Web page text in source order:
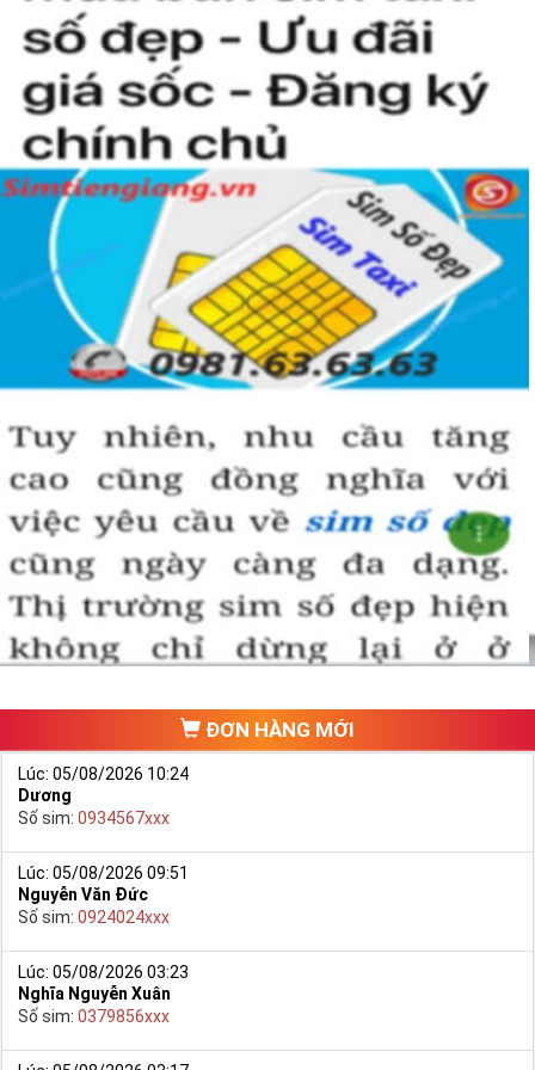
người khác cũng sẽ biết được vị trí của bạn trong xã hội là như thế
nào rồi?
Hướng dẫn mua Sim Tứ Quý 2 tại
Simtiengiang.vn.
Sim Tiền Giang là đơn vị cung cấp
Tứ Quý, sim giá rẻ uy
tín chất lượng.
Chọn mua sim số đẹp thường mất nhiều thời gian ở khoản lựa số,
một số phải vừa đẹp, vừa tốt về phong thủy thì mới là sim hoàn
hảo. Vậy phải làm sao?
- Cách nhanh nhất để chọn mua được Sim Tứ Quý 2 là bạn vào
trang chủ của Sim Tiền Giang, chọn mục “
Sim giảm giá
“ ở ngay đầu
trang chủ. Đây là danh sách sim được đại lý giảm giá vì một số lý
Ngoài ra quý khách chưa ưng ý về Sim Tứ Quý 2 có cũng thể tham
khảo thêm Sim Vinaphone,Sim Gmobile, Sim Tứ Quý Giữa
ĐƠN HÀNG MỚI
Lúc: 05/08/2026 10:24
Dương
Số sim: 0934567xxx
Lúc: 05/08/2026 09:51
Nguyễn Văn Đức
Số sim: 0924024xxx
Lúc: 05/08/2026 03:23
Nghĩa Nguyễn Xuân
Số sim: 0379856xxx